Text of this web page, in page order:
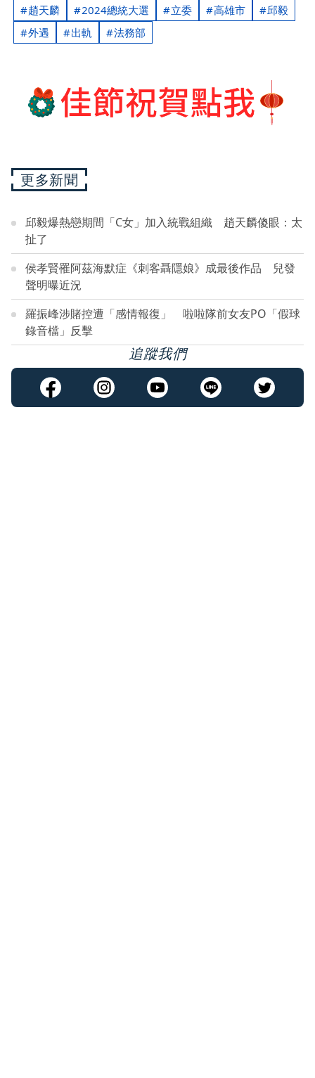
趙天麟 2024總統大選 立委 高雄市
邱毅
外遇
出軌 法務部
更多新聞
邱毅爆熱戀期間「C女」加入統戰組織 趙天麟傻眼：太
扯了
侯孝賢罹阿茲海默症《刺客聶隱娘》成最後作品 兒發
聲明曝近況
羅振峰涉賭控遭「感情報復」 啦啦隊前女友PO「假球
錄音檔」反擊
追蹤我們